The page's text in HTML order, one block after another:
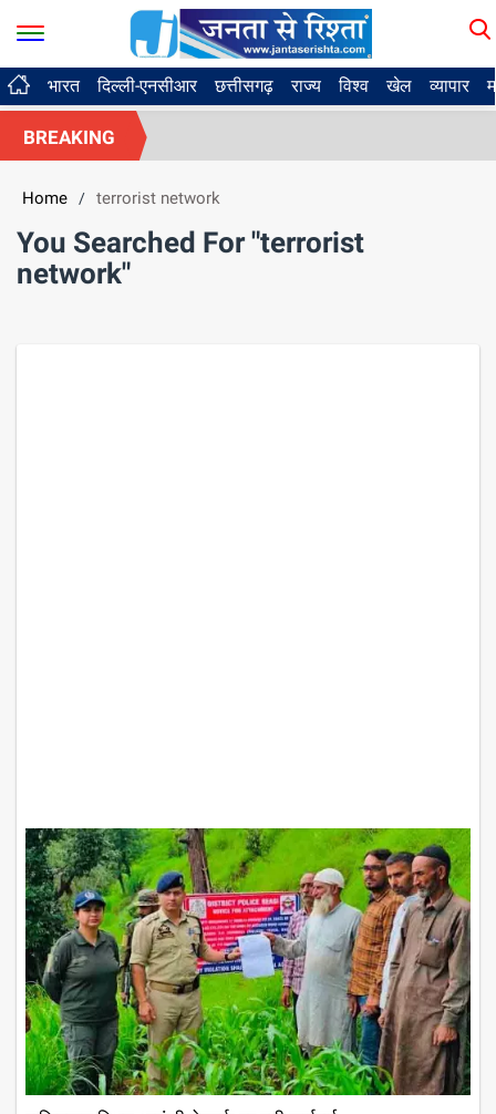
भारत दिल्ली-एनसीआर छत्तीसगढ़ राज्य विश्व खेल व्यापार
BREAKING
Home / terrorist network
You Searched For "terrorist
network"